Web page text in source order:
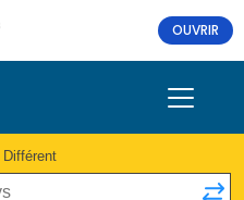
OUVRIR
Différent